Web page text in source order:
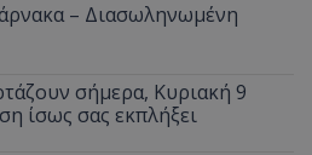
– Διασωληνωμένη
σήμερα, Κυριακή 9
ίσως σας εκπλήξει